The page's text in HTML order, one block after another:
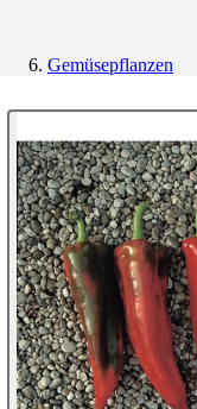
Gemüsepflanzen